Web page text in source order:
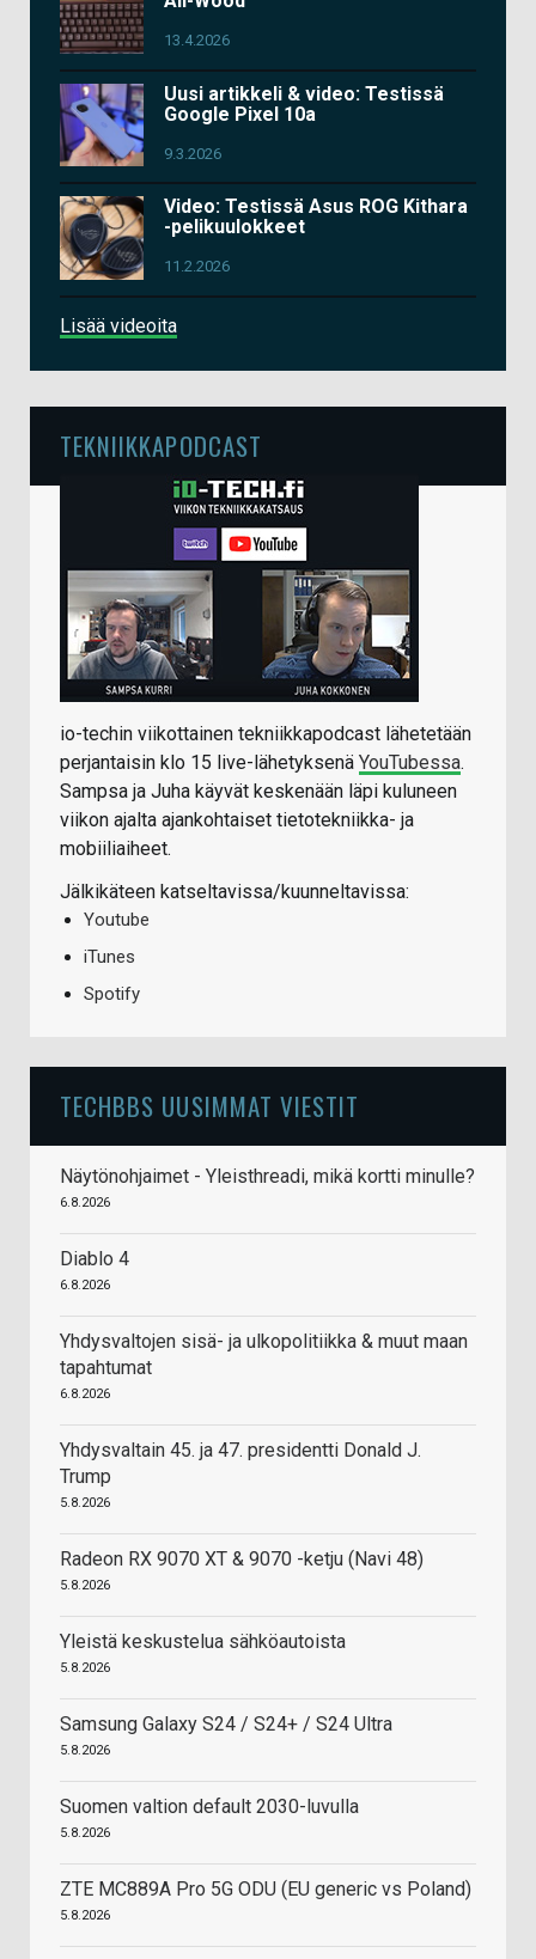
13.4.2026
Uusi artikkeli & video: Testissä
Google Pixel 10a
9.3.2026
Video: Testissä Asus ROG Kithara
-pelikuulokkeet
11.2.2026
Lisää videoita
TEKNIIKKAPODCAST
io-techin viikottainen tekniikkapodcast lähetetään
perjantaisin klo 15 live-lähetyksenä YouTubessa.
Sampsa ja Juha käyvät keskenään läpi kuluneen
viikon ajalta ajankohtaiset tietotekniikka- ja
mobiiliaiheet.
Jälkikäteen katseltavissa/kuunneltavissa:
Youtube
iTunes
Spotify
TECHBBS UUSIMMAT VIESTIT
Näytönohjaimet - Yleisthreadi, mikä kortti minulle?
6.8.2026
Diablo 4
6.8.2026
Yhdysvaltojen sisä- ja ulkopolitiikka & muut maan
tapahtumat
6.8.2026
Yhdysvaltain 45. ja 47. presidentti Donald J.
Trump
5.8.2026
Radeon RX 9070 XT & 9070 -ketju (Navi 48)
5.8.2026
Yleistä keskustelua sähköautoista
5.8.2026
Samsung Galaxy S24 / S24+ / S24 Ultra
5.8.2026
Suomen valtion default 2030-luvulla
5.8.2026
ZTE MC889A Pro 5G ODU (EU generic vs Poland)
5.8.2026